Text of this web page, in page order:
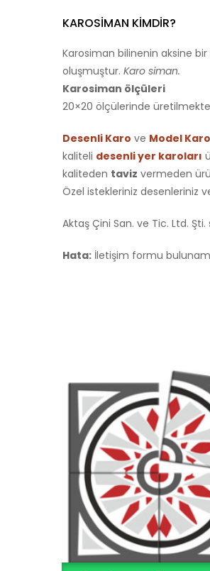
KAROSIMAN KIMDIR?
Karosiman bilinenin aksine
oluşmuştur. Karo siman.
Karosiman ölçüleri
20×20 ölçülerinde
Desenli Karo ve Model Karo
kaliteli desenli yer karoları
kaliteden taviz vermeden
Özel istekleriniz desenleriniz
Aktaş Çini San. ve Tic. Ltd. Şti.
Hata: İletişim formu